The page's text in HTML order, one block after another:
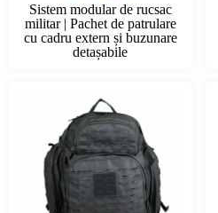
Sistem modular de rucsac
militar | Pachet de patrulare
cu cadru extern și buzunare
detașabile